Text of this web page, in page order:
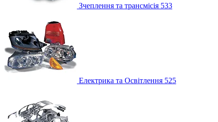
Зчеплення та трансмісія 533
Електрика та Освітлення 525